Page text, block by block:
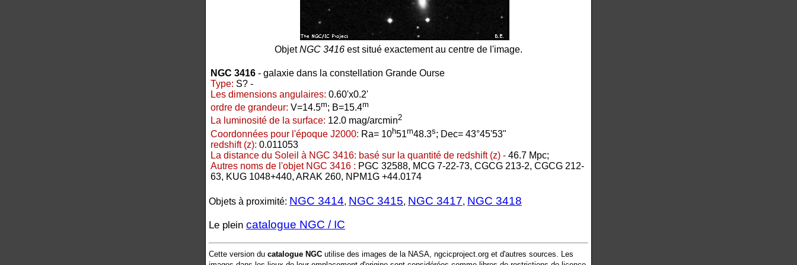
ObjetNGC 3416 est situé exactement au centre de l'image.
NGC 3416 - galaxie dans la constellation Grande Ourse
Type: S? -
Les dimensions angulaires: 0.60'x0.2'
ordre de grandeur: V=14.5m; B=15.4m
La luminosité de la surface: 12.0 mag/arcmin2
Coordonnées pour l'époque J2000: Ra= 10h51m48.3s; Dec= 43°45'53"
redshift (z): 0.011053
La distance du Soleil à NGC 3416: basé sur la quantité de redshift (z) - 46.7 Mpc;
Autres noms de l'objet NGC 3416 : PGC 32588, MCG 7-22-73, CGCG 213-2, CGCG 212-
63, KUG 1048+440, ARAK 260, NPM1G +44.0174
Objets à proximité: NGC 3414, NGC 3415, NGC 3417, NGC 3418
Le plein catalogue NGC / IC
Cette version du catalogue NGC utilise des images de la NASA, ngcicproject.org et d'autres sources. Les